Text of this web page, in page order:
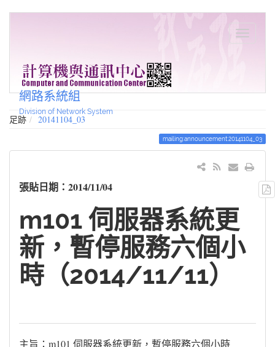
網路系統組
Division of Network System
足跡 20141104_03
mailing:announcement:20141104_03
張貼日期：2014/11/04
m101 伺服器系統更
新，暫停服務六個小
時（2014/11/11）
主旨：m101 伺服器系統更新，暫停服務六個小時